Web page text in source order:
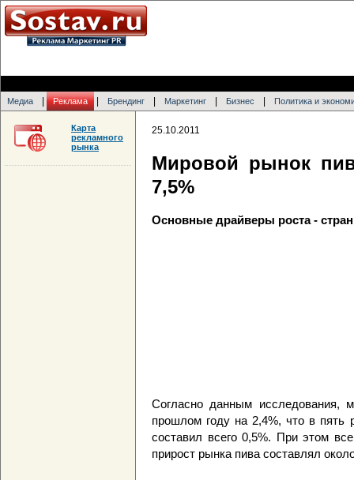
Медиа Реклама Брендинг Маркетинг Бизнес Политика и
25.10.2011
Мировой рынок
7,5%
Основные драйверы роста -
Согласно данным исследования,
прошлом году на 2,4%, что в пять
составил всего 0,5%. При этом
прирост рынка пива составлял
Карта
рекламного
рынка